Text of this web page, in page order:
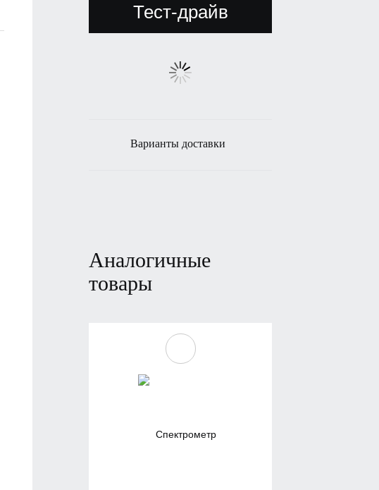
Тест-драйв
Варианты доставки
Аналогичные
товары